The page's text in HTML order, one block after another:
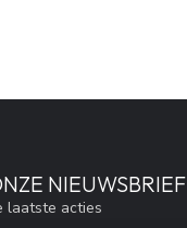
NIEUWSBRIEF
laatste acties